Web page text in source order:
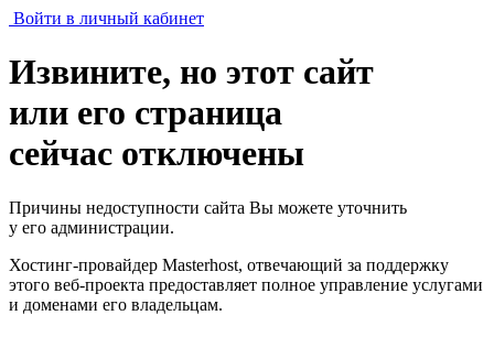
Войти в личный кабинет
Извините, но этот сайт
или его страница
сейчас отключены
Причины недоступности сайта Вы можете уточнить
у его администрации.
Хостинг-провайдер Masterhost, отвечающий за поддержку
этого веб-проекта предоставляет полное управление услугами
и доменами его владельцам.